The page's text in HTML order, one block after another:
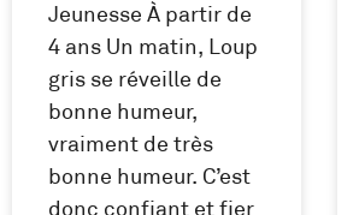
Jeunesse À partir de
4 ans Un matin, Loup
gris se réveille de
bonne humeur,
vraiment de très
bonne humeur. C’est
donc confiant et fier